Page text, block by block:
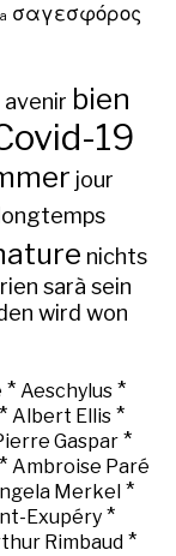
σαγεσφόρος
avenir bien
19
jour
nichts
rien sarà sein
wird won
* Aeschylus *
Albert Ellis*
Gaspar *
* Ambroise Paré
Merkel *
Exupéry *
Rimbaud *